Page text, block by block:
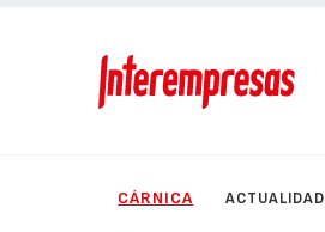
CÁRNICA ACTUALIDAD